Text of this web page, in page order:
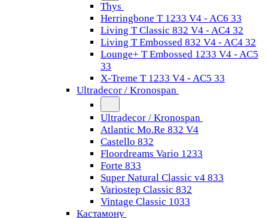
Thys
Herringbone T 1233 V4 - AC6 33
Living T Classic 832 V4 - AC4 32
Living T Embossed 832 V4 - AC4 32
Lounge+ T Embossed 1233 V4 - AC5
33
X-Treme T 1233 V4 - AC5 33
Ultradecor / Kronospan
Ultradecor / Kronospan
Atlantic Mo.Re 832 V4
Castello 832
Floordreams Vario 1233
Forte 833
Super Natural Classic v4 833
Variostep Classic 832
Vintage Classic 1033
Кастамону